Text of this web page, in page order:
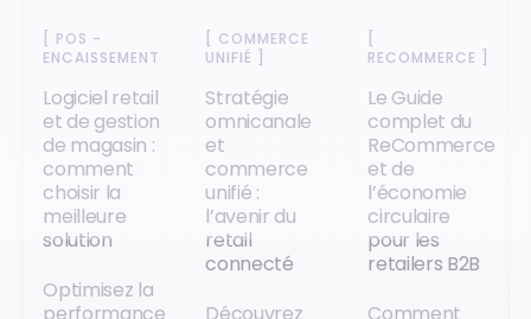
POS -
ENCAISSEMENT
Logiciel retail
et de gestion
de magasin :
comment
choisir la
meilleure
solution
Optimisez la
COMMERCE
UNIFIÉ
Stratégie
omnicanale
et
commerce
unifié :
l’avenir du
retail
connecté
RECOMMERCE
Le Guide
complet du
ReCommerce
et de
l’économie
circulaire
pour les
retailers B2B